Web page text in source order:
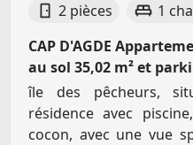
2 pièces 1
CAP D'AGDE
au sol 35,02 m² et
île des pêcheurs,
résidence avec
cocon, avec une vue